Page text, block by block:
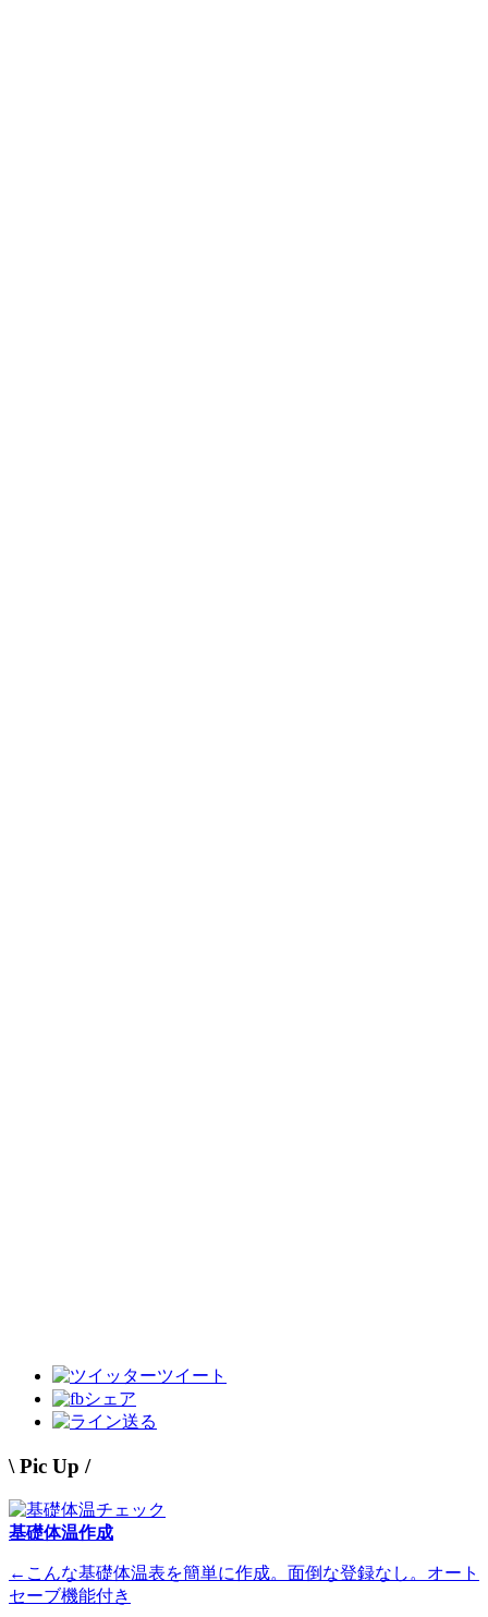
ツイート
シェア
送る
\ Pic Up /
基礎体温作成
←こんな基礎体温表を簡単に作成。面倒な登録なし。オート
セーブ機能付き